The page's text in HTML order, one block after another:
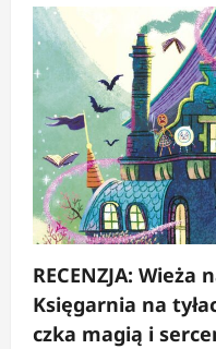
RECENZJA:
Księgarnia na
czka magią i